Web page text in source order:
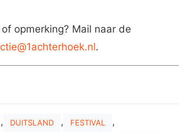
opmerking? Mail naar de
.
, DUITSLAND , FESTIVAL ,